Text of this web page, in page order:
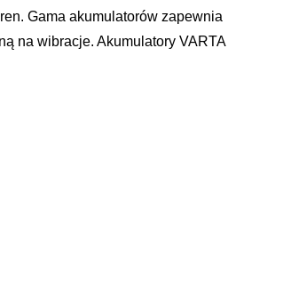
Gama akumulatorów zapewnia
na wibracje. Akumulatory VARTA